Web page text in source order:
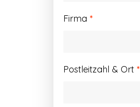
Firma *
Postleitzahl & Ort *